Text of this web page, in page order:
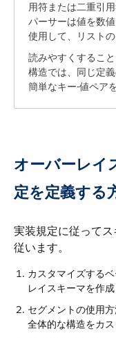
用符または二重引
パーサーは値を数
使用して、リスト
読みやすくするこ
構造では、同じ定
簡単なキー-値ペア
オーバーレイ
定を定義する
実装規定に従って
従います。
カスタマイズする
レイスキーマを作
セグメントの使用
全体的な構造をカス